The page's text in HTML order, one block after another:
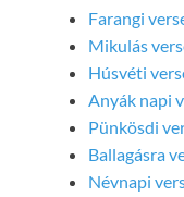
Farangi
Mikulás
Húsvéti
Anyák napi
Pünkösdi
Ballagásra
Névnapi